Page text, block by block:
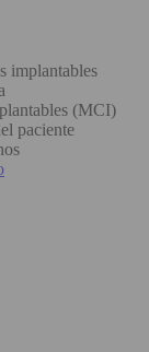
implantables
(MCI)
paciente